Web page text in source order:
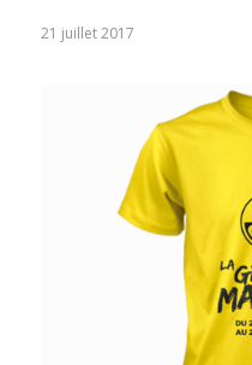
21 juillet 2017